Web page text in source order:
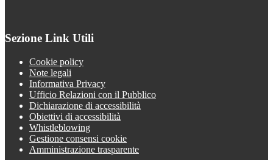
Sezione Link Utili
Cookie policy
Note legali
Informativa Privacy
Ufficio Relazioni con il Pubblico
Dichiarazione di accessibilità
Obiettivi di accessibilità
Whistleblowing
Gestione consensi cookie
Amministrazione trasparente